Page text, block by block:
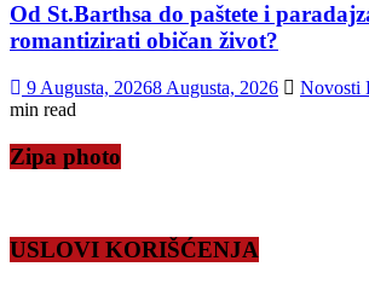
Od St.Barthsa do paštete i
romantizirati običan život?
9 Augusta, 20268 Augusta, 2026 Novosti
min read
Zipa photo
USLOVI KORIŠĆENJA